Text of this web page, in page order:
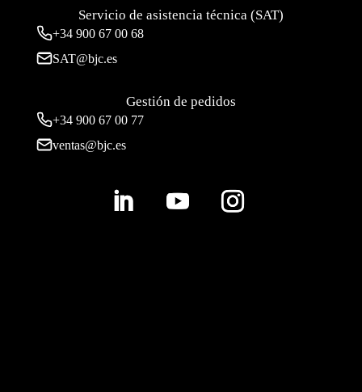
Servicio de asistencia técnica (SAT)
+34 900 67 00 68
SAT@bjc.es
Gestión de pedidos
+34 900 67 00 77
ventas@bjc.es